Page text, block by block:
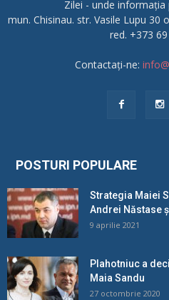
Zilei - unde
mun. Chisinau. str. Vasile Lupu 30
red. +373
Contactați-ne:
POSTURI POPULARE
Strategia Maiei
Andrei Năstase
9 aprilie 2021
Plahotniuc a
Maia Sandu
27 octombrie 2020